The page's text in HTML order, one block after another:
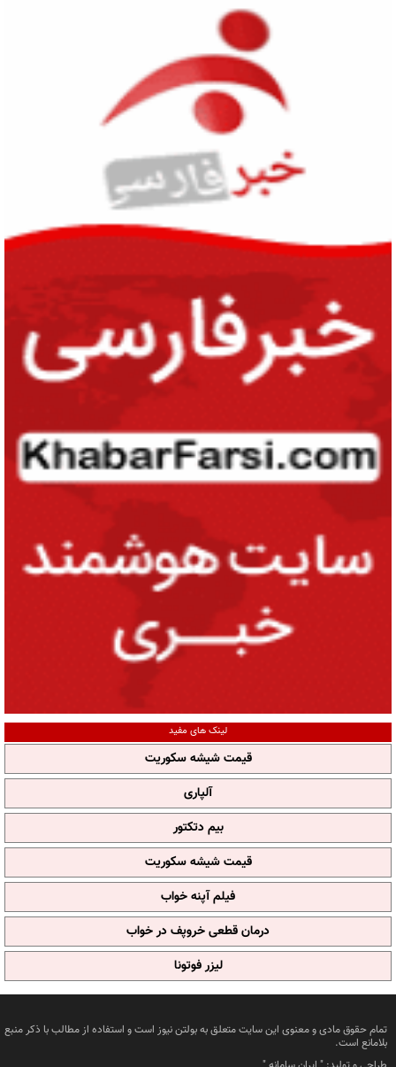
لینک های مفید
قیمت شیشه سکوریت
آلپاری
بیم دتکتور
قیمت شیشه سکوریت
فیلم آپنه خواب
درمان قطعی خروپف در خواب
لیزر فوتونا
تمام حقوق مادی و معنوی این سایت متعلق به بولتن نیوز است و استفاده از مطالب با ذکر منبع
بلامانع است.